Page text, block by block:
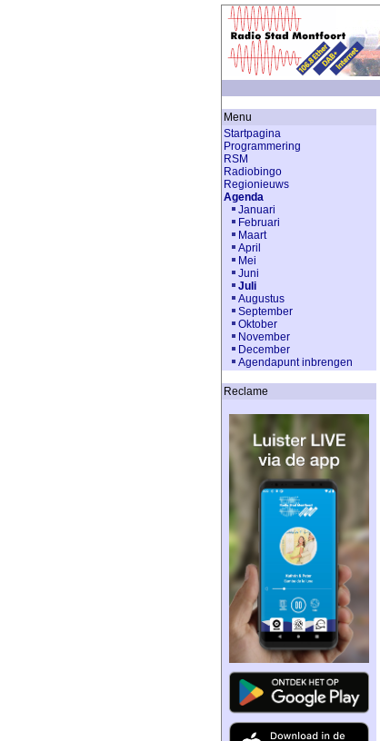
Menu
Startpagina
Programmering
RSM
Radiobingo
Regionieuws
Agenda
Januari
Februari
Maart
April
Mei
Juni
Juli
Augustus
September
Oktober
November
December
Agendapunt inbrengen
Reclame